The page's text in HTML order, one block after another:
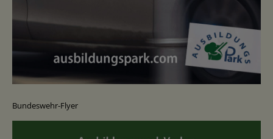
Bundeswehr-Flyer